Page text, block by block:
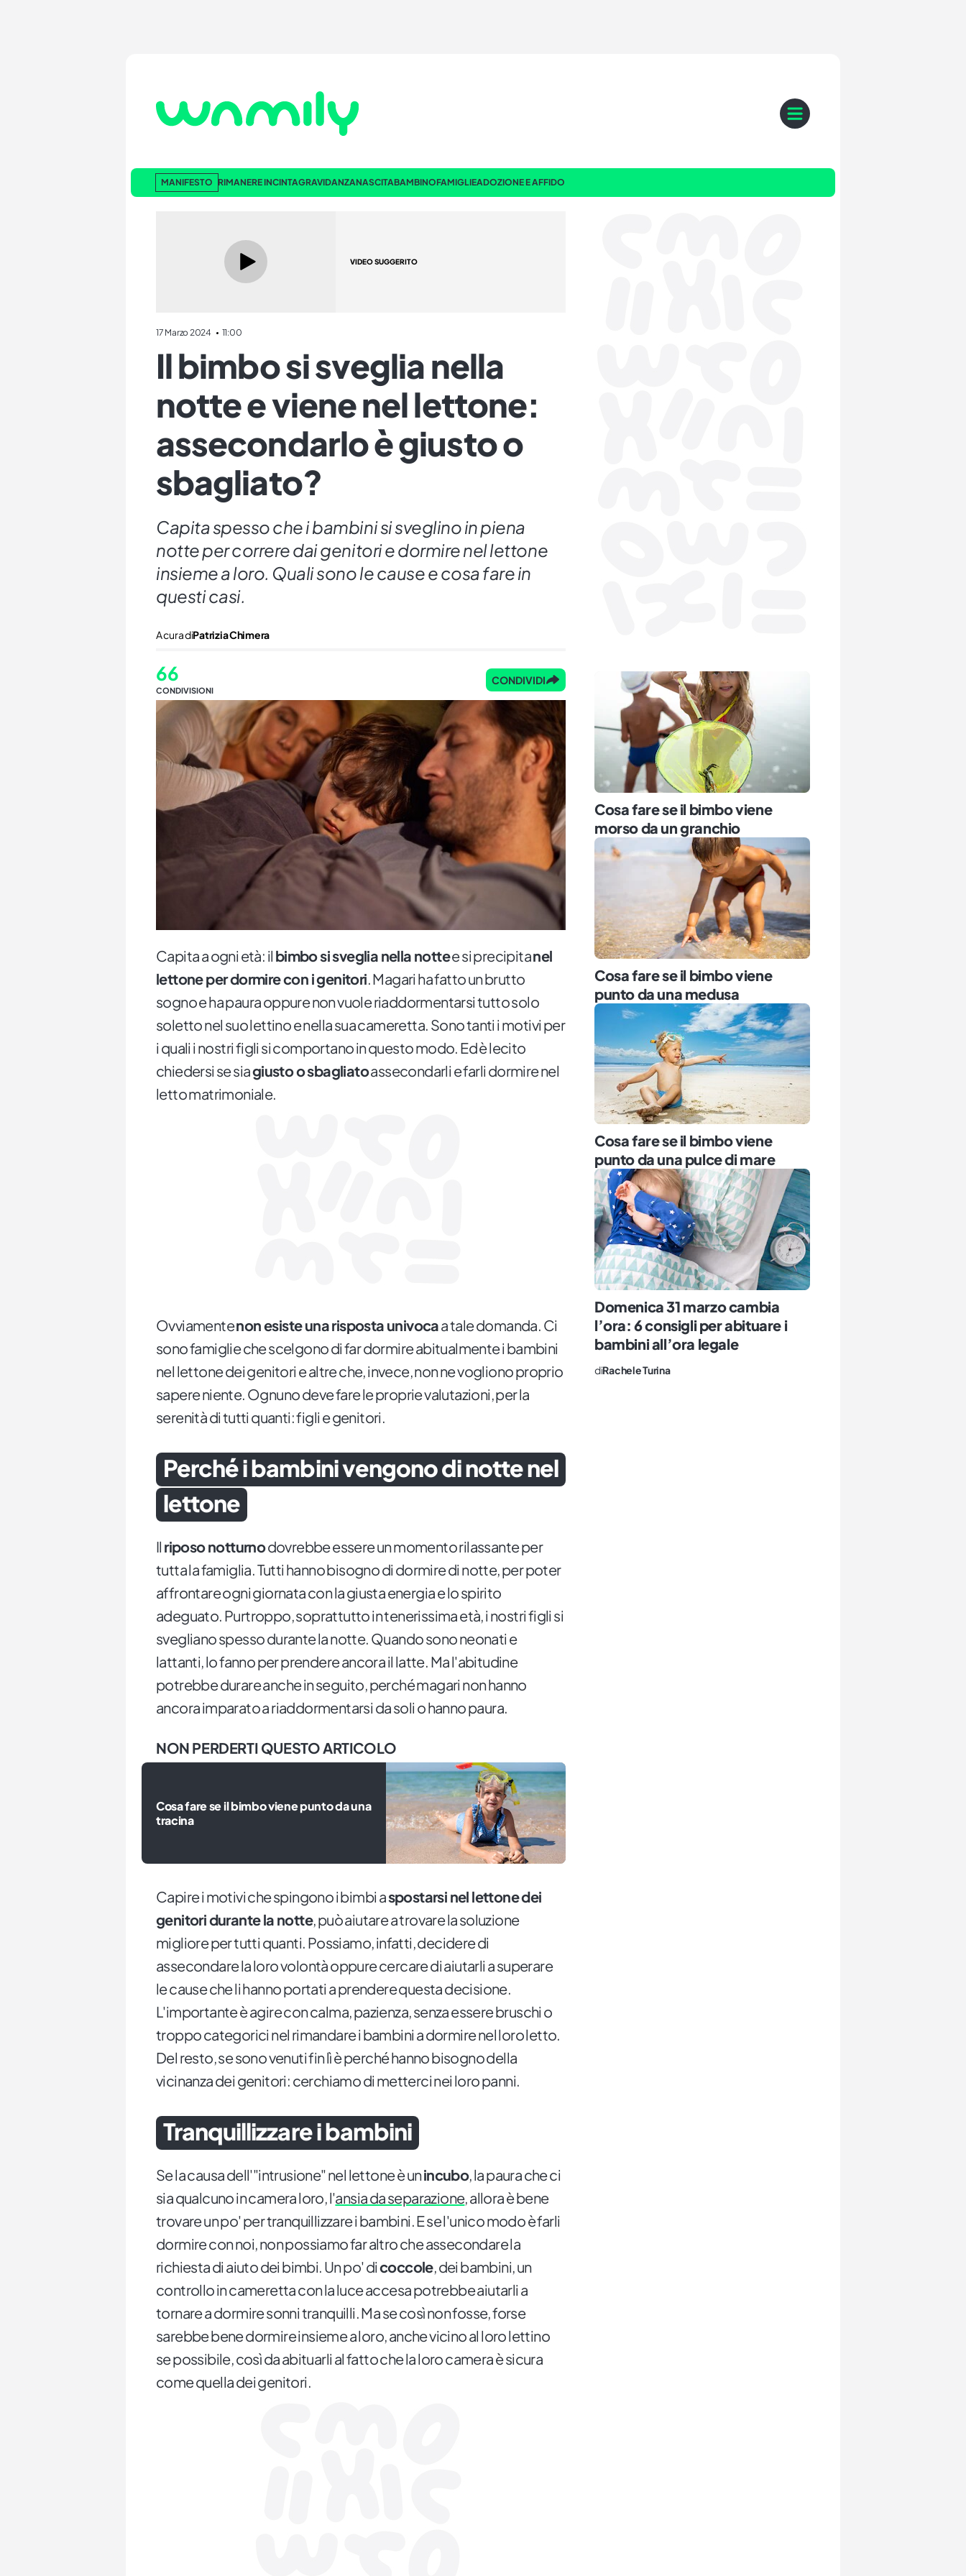
MANIFESTO RIMANERE INCINTAGRAVIDANZANASCITABAMBINOFAMIGLIEADOZIONE E AFFIDO
VIDEO SUGGERITO
17 Marzo 2024 11:00
Il bimbo si sveglia nella
notte e viene nel lettone:
assecondarlo è giusto o
sbagliato?
Capita spesso che i bambini si sveglino in piena
notte per correre dai genitori e dormire nel lettone
insieme a loro. Quali sono le cause e cosa fare in
questi casi.
A cura diPatrizia Chimera
66
CONDIVISIONI
CONDIVIDI
Capita a ogni età: il bimbo si sveglia nella nottee si precipitanel
lettone per dormire con i genitori. Magari ha fatto un brutto
sogno e ha paura oppure non vuole riaddormentarsi tutto solo
soletto nel suo lettino e nella sua cameretta. Sono tanti i motivi per
i quali i nostri figli si comportano in questo modo. Ed è lecito
chiedersi se siagiusto o sbagliatoassecondarli e farli dormire nel
letto matrimoniale.
Ovviamentenon esiste una risposta univocaa tale domanda. Ci
sono famiglie che scelgono di far dormire abitualmente i bambini
nel lettone dei genitori e altre che, invece, non ne vogliono proprio
sapere niente. Ognuno deve fare le proprie valutazioni, per la
serenità di tutti quanti: figli e genitori.
Perché i bambini vengono di notte nel
lettone
Il riposo notturnodovrebbe essere un momento rilassante per
tutta la famiglia. Tutti hanno bisogno di dormire di notte, per poter
affrontare ogni giornata con la giusta energia e lo spirito
adeguato. Purtroppo, soprattutto in tenerissima età, i nostri figli si
svegliano spesso durante la notte. Quando sono neonati e
lattanti, lo fanno per prendere ancora il latte. Ma l'abitudine
potrebbe durare anche in seguito, perché magari non hanno
ancora imparato a riaddormentarsi da soli o hanno paura.
NON PERDERTI QUESTO ARTICOLO
Cosa fare se il bimbo viene punto da una
tracina
Capire i motivi che spingono i bimbi aspostarsi nel lettone dei
genitori durante la notte, può aiutare a trovare la soluzione
migliore per tutti quanti. Possiamo, infatti, decidere di
assecondare la loro volontà oppure cercare di aiutarli a superare
le cause che li hanno portati a prendere questa decisione.
L'importante è agire con calma, pazienza, senza essere bruschi o
troppo categorici nel rimandare i bambini a dormire nel loro letto.
Del resto, se sono venuti fin lì è perché hanno bisogno della
vicinanza dei genitori: cerchiamo di metterci nei loro panni.
Tranquillizzare i bambini
Se la causa dell'"intrusione" nel lettone è unincubo, la paura che ci
sia qualcuno in camera loro, l'ansia da separazione, allora è bene
trovare un po' per tranquillizzare i bambini. E se l'unico modo è farli
dormire con noi, non possiamo far altro che assecondare la
richiesta di aiuto dei bimbi. Un po' dicoccole, dei bambini, un
controllo in cameretta con la luce accesa potrebbe aiutarli a
tornare a dormire sonni tranquilli. Ma se così non fosse, forse
sarebbe bene dormire insieme a loro, anche vicino al loro lettino
se possibile, così da abituarli al fatto che la loro camera è sicura
come quella dei genitori.
Cosa fare se il bimbo viene
morso da un granchio
Cosa fare se il bimbo viene
punto da una medusa
Cosa fare se il bimbo viene
punto da una pulce di mare
Domenica 31 marzo cambia
l’ora: 6 consigli per abituare i
bambini all’ora legale
diRachele Turina